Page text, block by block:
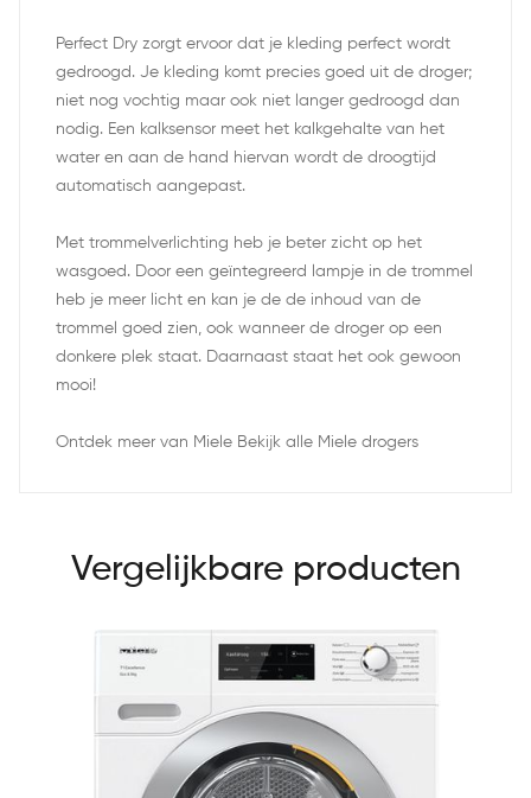
Perfect Dry zorgt ervoor dat je kleding perfect wordt
gedroogd. Je kleding komt precies goed uit de droger;
niet nog vochtig maar ook niet langer gedroogd dan
nodig. Een kalksensor meet het kalkgehalte van het
water en aan de hand hiervan wordt de droogtijd
automatisch aangepast.
Met trommelverlichting heb je beter zicht op het
wasgoed. Door een geïntegreerd lampje in de trommel
heb je meer licht en kan je de de inhoud van de
trommel goed zien, ook wanneer de droger op een
donkere plek staat. Daarnaast staat het ook gewoon
mooi!
Ontdek meer van Miele Bekijk alle Miele drogers
Vergelijkbare producten